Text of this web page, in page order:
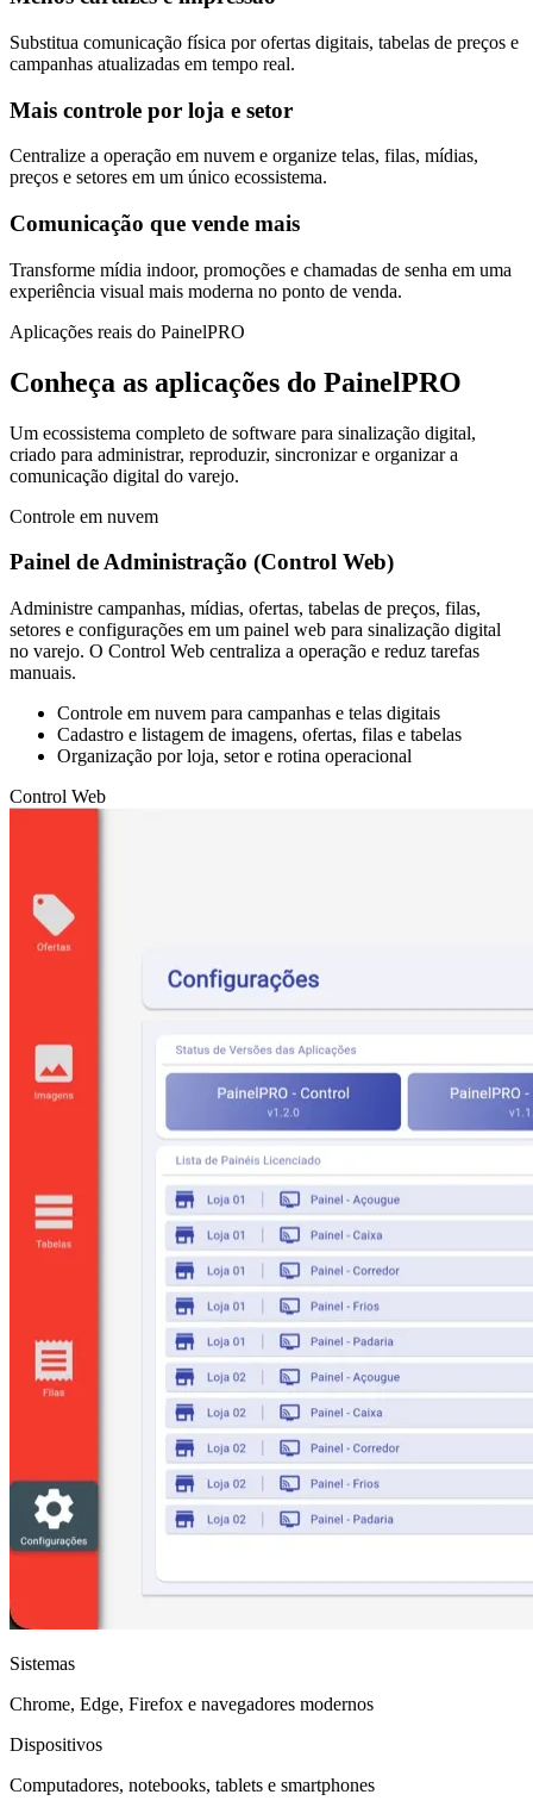
Substitua comunicação física por ofertas digitais, tabelas de preços e
campanhas atualizadas em tempo real.
Mais controle por loja e setor
Centralize a operação em nuvem e organize telas, filas, mídias,
preços e setores em um único ecossistema.
Comunicação que vende mais
Transforme mídia indoor, promoções e chamadas de senha em uma
experiência visual mais moderna no ponto de venda.
Aplicações reais do PainelPRO
Conheça as aplicações do PainelPRO
Um ecossistema completo de software para sinalização digital,
criado para administrar, reproduzir, sincronizar e organizar a
comunicação digital do varejo.
Controle em nuvem
Painel de Administração (Control Web)
Administre campanhas, mídias, ofertas, tabelas de preços, filas,
setores e configurações em um painel web para sinalização digital
no varejo. O Control Web centraliza a operação e reduz tarefas
manuais.
Controle em nuvem para campanhas e telas digitais
Cadastro e listagem de imagens, ofertas, filas e tabelas
Organização por loja, setor e rotina operacional
Control Web
Sistemas
Chrome, Edge, Firefox e navegadores modernos
Dispositivos
Computadores, notebooks, tablets e smartphones